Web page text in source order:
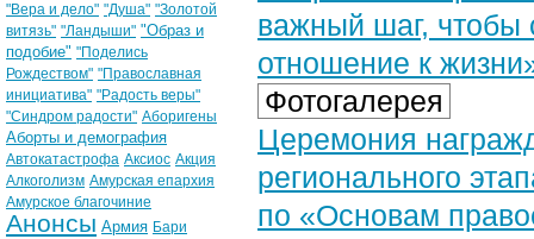
важный шаг, чтобы
отношение к
Фотогалерея
Церемония
регионального
по «Основам
"Вера и дело" "Душа" "Золотой
витязь" "Ландыши" "Образ и
подобие" "Поделись
Рождеством" "Православная
инициатива" "Радость веры"
"Синдром радости" Аборигены
Аборты и демография
Автокатастрофа Аксиос Акция
Алкоголизм Амурская епархия
Амурское благочиние
Анонсы Армия Бари